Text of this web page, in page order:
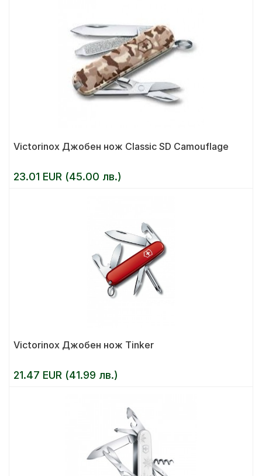
Victorinox Джобен нож Classic SD Camouflage
23.01 EUR (45.00 лв.)
Victorinox Джобен нож Tinker
21.47 EUR (41.99 лв.)